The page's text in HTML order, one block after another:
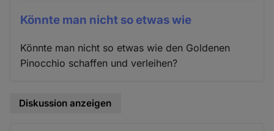
Könnte man nicht so etwas wie
Könnte man nicht so etwas wie den Goldenen
Pinocchio schaffen und verleihen?
Diskussion anzeigen